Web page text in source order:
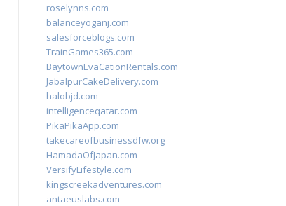
roselynns.com
balanceyoganj.com
salesforceblogs.com
TrainGames365.com
BaytownEvaCationRentals.com
JabalpurCakeDelivery.com
halobjd.com
intelligenceqatar.com
PikaPikaApp.com
takecareofbusinessdfw.org
HamadaOfJapan.com
VersifyLifestyle.com
kingscreekadventures.com
antaeuslabs.com